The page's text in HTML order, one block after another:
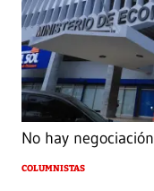
No hay negociación
COLUMNISTAS